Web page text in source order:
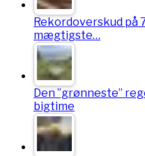
Rekordoverskud på
mægtigste…
Den ”grønneste”
bigtime